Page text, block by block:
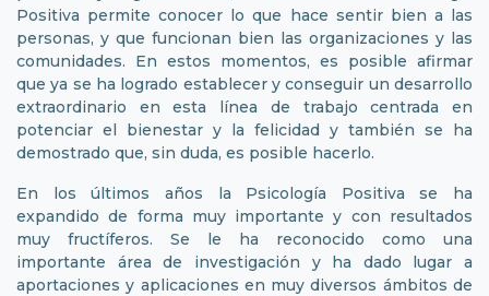
Positiva permite conocer lo que hace sentir bien a las
personas, y que funcionan bien las organizaciones y las
comunidades. En estos momentos, es posible afirmar
que ya se ha logrado establecer y conseguir un desarrollo
extraordinario en esta línea de trabajo centrada en
potenciar el bienestar y la felicidad y también se ha
demostrado que, sin duda, es posible hacerlo.
En los últimos años la Psicología Positiva se ha
expandido de forma muy importante y con resultados
muy fructíferos. Se le ha reconocido como una
importante área de investigación y ha dado lugar a
aportaciones y aplicaciones en muy diversos ámbitos de